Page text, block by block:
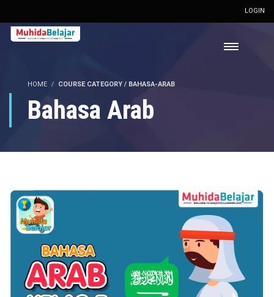
LOGIN
HOME COURSE CATEGORY / BAHASA-ARAB
Bahasa Arab